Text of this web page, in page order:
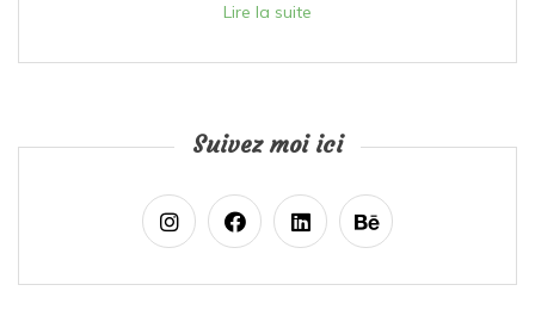
Lire la suite
Suivez moi ici